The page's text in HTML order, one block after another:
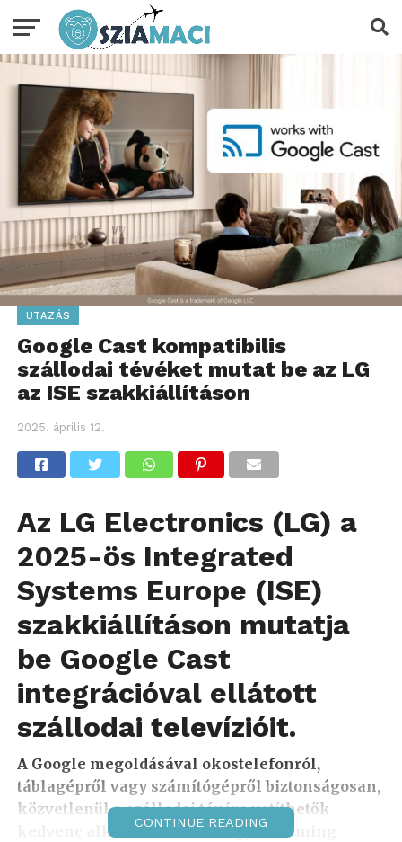
UTAZÁS
Google Cast kompatibilis
szállodai tévéket mutat be az LG
az ISE szakkiállításon
2025. április 12.
Az LG Electronics (LG) a
2025-ös Integrated
Systems Europe (ISE)
szakkiállításon mutatja
be Google Cast
integrációval ellátott
szállodai televízióit.
A Google megoldásával okostelefonról,
táblagépről vagy számítógépről biztonságosan,
közvetlenül a szállodai tévére vetíthetők
kedvenc alkalmazásaink vagy streaming
CONTINUE READING